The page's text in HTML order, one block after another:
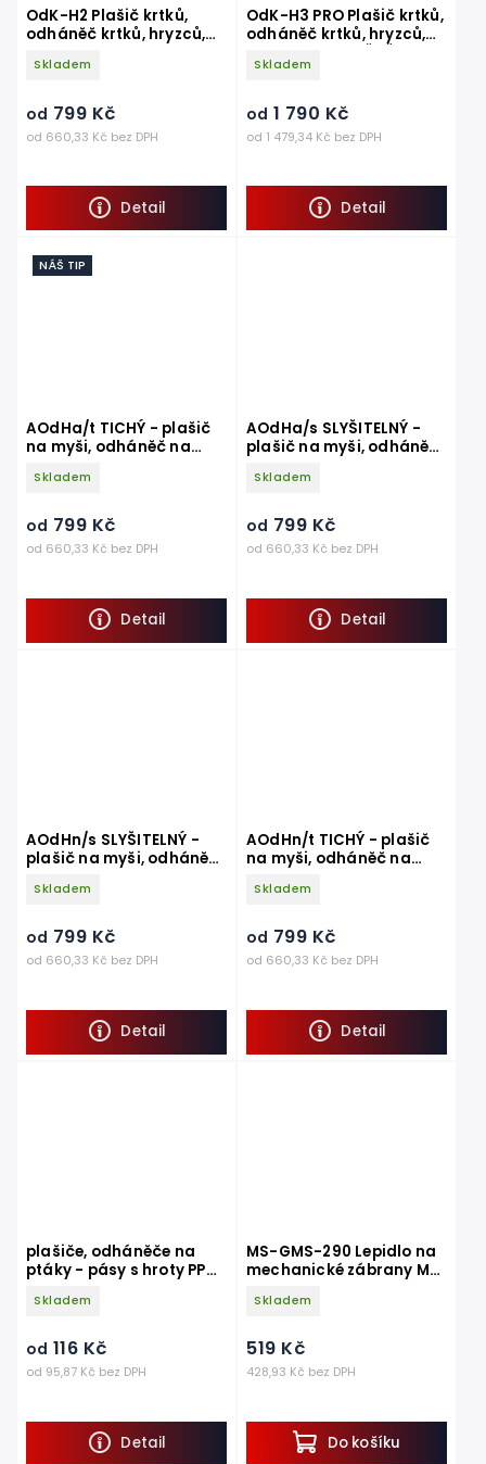
OdK-H2 Plašič krtků,
odháněč krtků, hryzců,
Skladem
od 660,33 Kč bez DPH
od 799 Kč
Detail
OdK-H3 PRO Plašič krtků,
odháněč krtků, hryzců,
ZVUKOVÝ
Skladem
od 1 479,34 Kč bez DPH
od 1 790 Kč
Detail
NÁŠ TIP
AOdHa/t TICHÝ - plašič
na myši, odháněč na
Skladem
od 660,33 Kč bez DPH
od 799 Kč
Detail
AOdHa/s SLYŠITELNÝ -
plašič na myši, odháněč
auta
Skladem
od 660,33 Kč bez DPH
od 799 Kč
Detail
AOdHn/s SLYŠITELNÝ -
plašič na myši, odháněč
auta
Skladem
od 660,33 Kč bez DPH
od 799 Kč
Detail
AOdHn/t TICHÝ - plašič
na myši, odháněč na
Skladem
od 660,33 Kč bez DPH
od 799 Kč
Detail
plašiče, odháněče na
ptáky - pásy s hroty PPH
Skladem
od 95,87 Kč bez DPH
od 116 Kč
Detail
MS-GMS-290 Lepidlo na
mechanické zábrany MS
290ml
Skladem
428,93 Kč bez DPH
519 Kč
Do košíku